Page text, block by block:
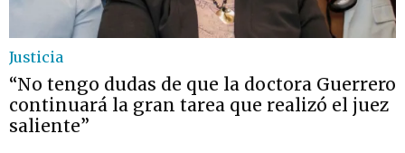
Justicia
“No tengo dudas de que la doctora Guerrero
continuará la gran tarea que realizó el juez
saliente”